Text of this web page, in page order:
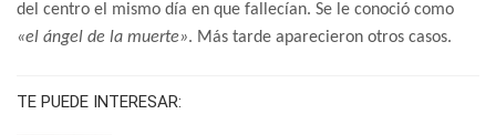
del centro el mismo día en que fallecían. Se le conoció como
«el ángel de la muerte». Más tarde aparecieron otros casos.
TE PUEDE INTERESAR: